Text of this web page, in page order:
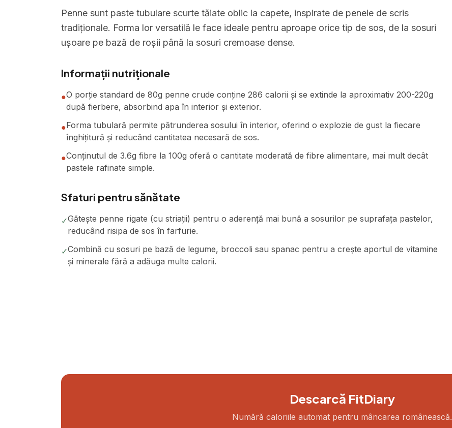
Penne sunt paste tubulare scurte tăiate oblic la capete, inspirate de penele de scris
tradiționale. Forma lor versatilă le face ideale pentru aproape orice tip de sos, de la sosuri
ușoare pe bază de roșii până la sosuri cremoase dense.
Informații nutriționale
●O porție standard de 80g penne crude conține 286 calorii și se extinde la aproximativ 200-220g
după fierbere, absorbind apa în interior și exterior.
●Forma tubulară permite pătrunderea sosului în interior, oferind o explozie de gust la fiecare
înghițitură și reducând cantitatea necesară de sos.
●Conținutul de 3.6g fibre la 100g oferă o cantitate moderată de fibre alimentare, mai mult decât
pastele rafinate simple.
Sfaturi pentru sănătate
✓Gătește penne rigate (cu striații) pentru o aderență mai bună a sosurilor pe suprafața pastelor,
reducând risipa de sos în farfurie.
✓Combină cu sosuri pe bază de legume, broccoli sau spanac pentru a crește aportul de vitamine
și minerale fără a adăuga multe calorii.
Descarcă FitDiary
Numără caloriile automat pentru mâncarea românească.